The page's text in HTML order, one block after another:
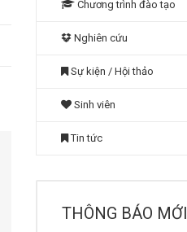
Chương trình đào tạo
Nghiên cứu
Sự kiện / Hội thảo
Sinh viên
Tin tức
THÔNG BÁO MỚI